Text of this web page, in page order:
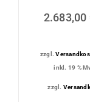
2.683,00
zzgl.
inkl. 19 %
zzgl.